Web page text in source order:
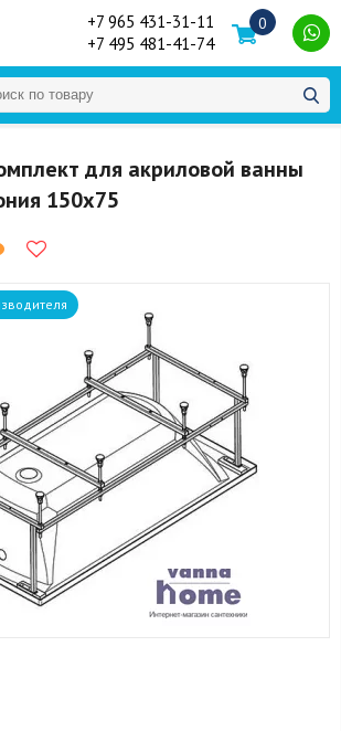
+7 965 431-31-11
+7 495 481-41-74
0
для акриловой ванны
150x75